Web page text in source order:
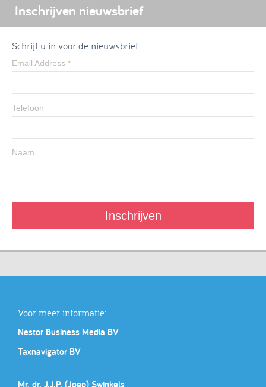
Inschrijven nieuwsbrief
Schrijf u in voor de nieuwsbrief
Email Address *
Telefoon
Naam
Voor meer informatie:
Nestor Business Media BV
Taxnavigator BV
Mr. dr. J.J.P. (Joep) Swinkels